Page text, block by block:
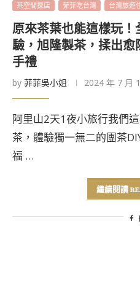
茶空間探店
菲菲吃台灣 台灣旅遊
原來茶葉也能這樣玩
驗，旭隆製茶，揉出
手禮
by 菲菲吳小姐 2024 年 7 月
阿里山2天1夜小旅行我們
茶，體驗獨一無二的團茶
福 …
繼續閱讀